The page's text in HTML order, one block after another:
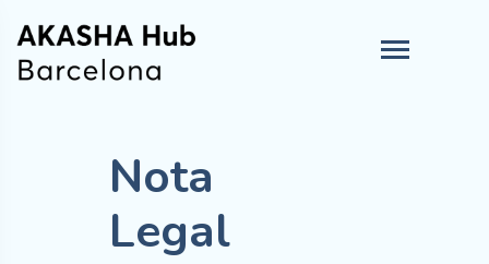
Nota
Legal